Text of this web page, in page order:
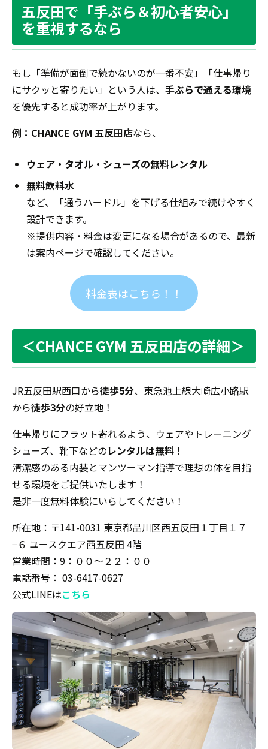
五反田で「手ぶら＆初心者安心」
を重視するなら
もし「準備が面倒で続かないのが一番不安」「仕事帰り
にサクッと寄りたい」という人は、 手ぶらで通える環境
を優先すると成功率が上がります。
例：CHANCE GYM 五反田店なら、
ウェア・タオル・シューズの無料レンタル
無料飲料水
など、「通うハードル」を下げる仕組みで続けやすく
設計できます。
※提供内容・料金は変更になる場合があるので、最新
は案内ページで確認してください。
料金表はこちら！！
＜CHANCE GYM 五反田店の詳細＞
JR五反田駅西口から徒歩5分、東急池上線大崎広小路駅
から徒歩3分の好立地！
仕事帰りにフラット寄れるよう、ウェアやトレーニング
シューズ、靴下などのレンタルは無料 ！
清潔感のある内装とマンツーマン指導で理想の体を目指
せる環境をご提供いたします！
是非一度無料体験にいらしてください！
所在地：〒141-0031 東京都品川区西五反田１丁目１７
−６ ユースクエア西五反田 4階
営業時間：9：００〜２２：００
電話番号： 03-6417-0627
公式LINEはこちら